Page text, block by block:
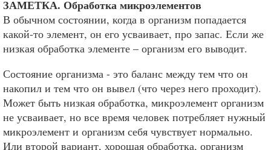
ЗАМЕТКА. Обработка микроэлементов
В обычном состоянии, когда в организм попадается
какой-то элемент, он его усваивает, про запас. Если же
низкая обработка элементе – организм его выводит.
Состояние организма - это баланс между тем что он
накопил и тем что он вывел (что через него проходит).
Может быть низкая обработка, микроэлемент организм
не усваивает, но все время человек потребляет нужный
микроэлемент и организм себя чувствует нормально.
Или второй вариант, хорошая обработка, организм